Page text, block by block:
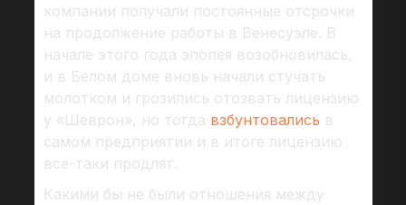
компании получали постоянные отсрочки
на продолжение работы в Венесуэле. В
начале этого года эпопея возобновилась,
и в Белом доме вновь начали стучать
молотком и грозились отозвать лицензию
у «Шеврон», но тогда взбунтовались в
самом предприятии и в итоге лицензию
все-таки продлят.
Какими бы не были отношения между